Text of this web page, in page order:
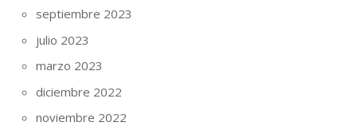
septiembre 2023
julio 2023
marzo 2023
diciembre 2022
noviembre 2022